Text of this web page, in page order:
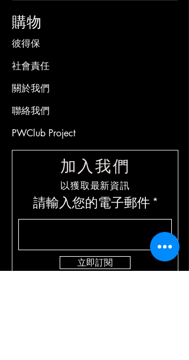
購物
彼得保
社會責任
關於我們
聯絡我們
PWClub Project
加入我們
​以獲取最新資訊
請輸入您的電子郵件
立即訂閱